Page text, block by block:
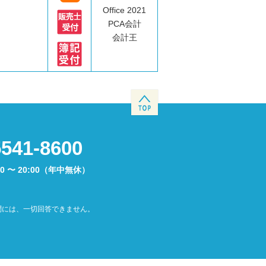
Office 2021
PCA会計
会計王
8600
〜 20:00（年中無休）
は、一切回答できません。